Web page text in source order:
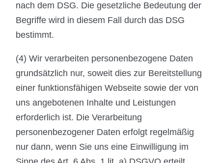
nach dem DSG. Die gesetzliche Bedeutung der
Begriffe wird in diesem Fall durch das DSG
bestimmt.
(4) Wir verarbeiten personenbezogene Daten
grundsätzlich nur, soweit dies zur Bereitstellung
einer funktionsfähigen Webseite sowie der von
uns angebotenen Inhalte und Leistungen
erforderlich ist. Die Verarbeitung
personenbezogener Daten erfolgt regelmäßig
nur dann, wenn Sie uns eine Einwilligung im